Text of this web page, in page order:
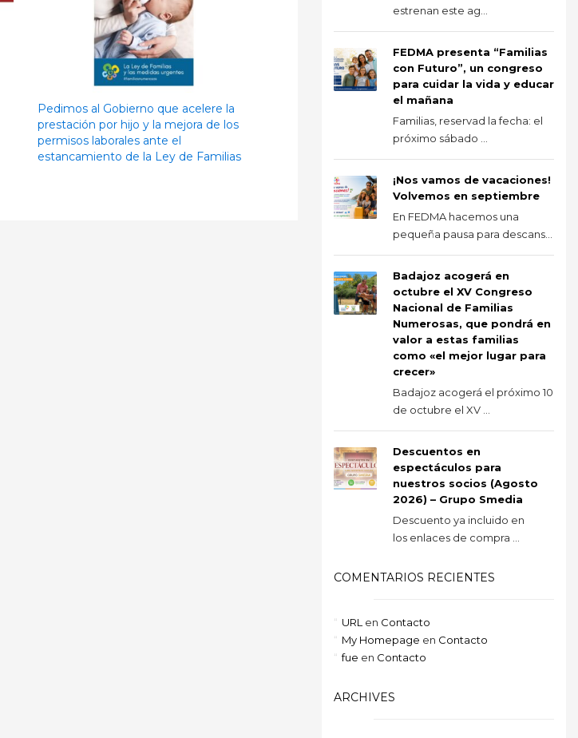
Pedimos al Gobierno que acelere la
prestación por hijo y la mejora de los
permisos laborales ante el
estancamiento de la Ley de Familias
estrenan este ag...
FEDMA presenta “Familias
con Futuro”, un congreso
para cuidar la vida y educar
el mañana
Familias, reservad la fecha: el
próximo sábado ...
¡Nos vamos de vacaciones!
Volvemos en septiembre
En FEDMA hacemos una
pequeña pausa para descans...
Badajoz acogerá en
octubre el XV Congreso
Nacional de Familias
Numerosas, que pondrá en
valor a estas familias
como «el mejor lugar para
crecer»
Badajoz acogerá el próximo 10
de octubre el XV ...
Descuentos en
espectáculos para
nuestros socios (Agosto
2026) – Grupo Smedia
Descuento ya incluido en
los enlaces de compra ...
COMENTARIOS RECIENTES
URL en Contacto
My Homepage en Contacto
fue en Contacto
ARCHIVES